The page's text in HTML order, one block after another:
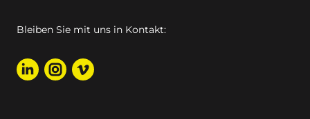
Bleiben Sie mit uns in Kontakt: